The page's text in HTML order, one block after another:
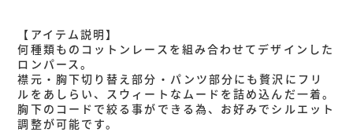
【アイテム説明】
何種類ものコットンレースを組み合わせてデザインした
ロンパース。
襟元・胸下切り替え部分・パンツ部分にも贅沢にフリ
ルをあしらい、スウィートなムードを詰め込んだ一着。
胸下のコードで絞る事ができる為、お好みでシルエット
調整が可能です。